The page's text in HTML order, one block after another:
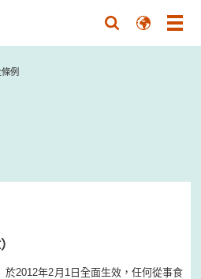
例
於2012年2月1日全面生效，任何從事食